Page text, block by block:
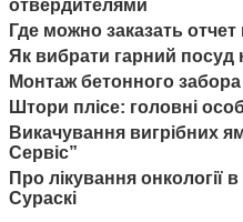
отвердителями
Где можно заказать
Як вибрати гарний посуд
Монтаж бетонного
Штори плісе: головні
Викачування вигрібних
Сервіс”
Про лікування онкології
Сураскі